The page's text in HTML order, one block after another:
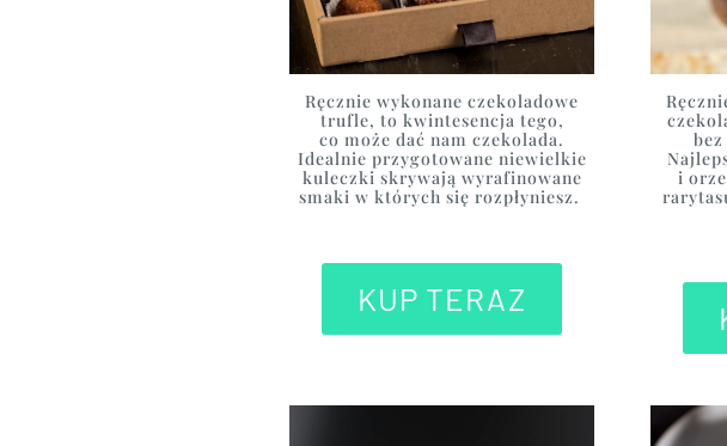
Ręcznie wykonane czekoladowe
trufle, to kwintesencja tego,
co może dać nam czekolada.
Idealnie przygotowane niewielkie
kuleczki skrywają wyrafinowane
smaki w których się rozpłyniesz.
KUP TERAZ
i